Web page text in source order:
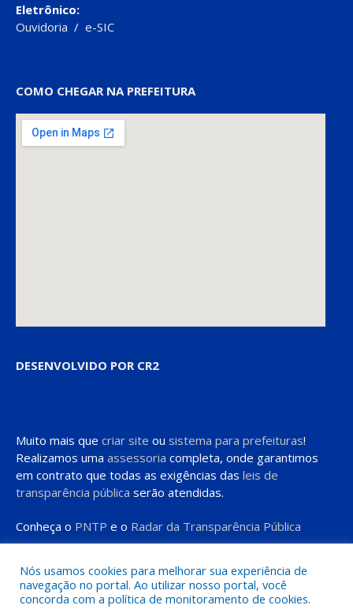
Eletrônico:
Ouvidoria / e-SIC
COMO CHEGAR NA PREFEITURA
DESENVOLVIDO POR CR2
Muito mais que criar site ou sistema para prefeituras!
Realizamos uma assessoria completa, onde garantimos
em contrato que todas as exigências das leis de
transparência pública serão atendidas.
Conheça o PNTP e o Radar da Transparência Pública
Todos os direitos reservados a Prefeitura de Moju
Nós usamos cookies para melhorar sua experiência de
navegação no portal. Ao utilizar nosso portal, você
concorda com a política de monitoramento de cookies.